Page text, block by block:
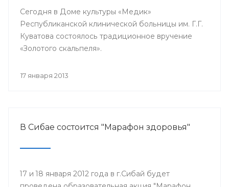
Сегодня в Доме культуры «Медик»
Республиканской клинической больницы им. Г.Г.
Куватова состоялось традиционное вручение
«Золотого скальпеля».
17 января 2013
В Сибае состоится "Марафон здоровья"
17 и 18 января 2012 года в г.Сибай будет